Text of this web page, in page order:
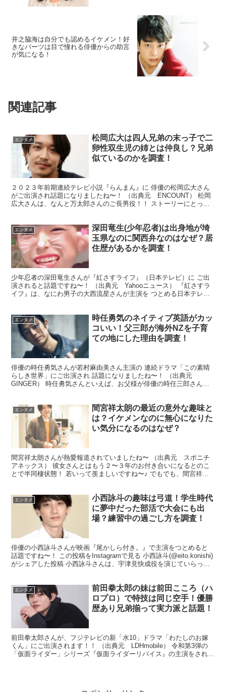
井之脇海は自分でも認めるイケメン！好
きなパーツは目で憧れる俳優からの助言
が気になる！
関連記事
エンタメ
松岡広大は四人兄弟の末っ子で二
卵性双生児の姉とは仲良し？兄弟
似ているのかを調査！
２０２３年前期連続テレビ小説『らんまん』に 俳優の松岡広大さん
がご出演され話題になりましたね〜！ （出典元 ENCOUNT） 松岡
広大さんは、なんと万太郎さんのご長男役！！ ストーリーにとって
エンタメ
深田竜生(少年忍者)は出身地が埼
玉県なのに関西弁なのはなぜ？居
住歴があるかを調査！
少年忍者の深田竜生さんが『紅さすライフ』（日本テレビ）に ご出
演されると話題ですね〜！ （出典元 Yahooニュース） 『紅さすラ
イフ』は、なにわ男子の大西流星さんが主演を つとめる日本テレビ
エンタメ
時任勇気のネイティブ英語がカッ
コいい！父三郎が海外NZを子育
ての地にした理由を調査！
俳優の時任勇気さんが若村麻由美さん主演の 連続ドラマ「この素晴
らしき世界」にご出演され 話題になりましたね〜！ （出典元
GINGER） 時任勇気さんといえば、お父様が俳優の時任三郎さん。
エンタメ
間宮祥太朗の最近の意外な趣味と
は？イケメンなのに無心になりた
い気分になるのはなぜ？
間宮祥太朗さんが熱愛報道されていましたね〜 （出典元 スポニチ
アネックス） 彼女さんとはもう２〜３年のお付き合いになるとのこ
とで半同棲状態！ 若いって羨ましいですね〜♪ でもでも、間宮祥太
エンタメ
小西詠斗の趣味は弓道！学生時代
に夢中だった部活で大会にも出
場？練習中の過ごし方を調査！
俳優の小西詠斗さんが映画『尾かしら付き。』で主演をつとめると
話題ですね〜！ この投稿をInstagramで見る 小西詠斗(@eito.konishi)
がシェアした投稿 小西詠斗さんは、宇津見快成役を演じていらっし
エンタメ
前田拳太郎の妹は前田こころ（ハ
ロプロ）で特技は同じ空手！優勝
歴あり兄弟揃って実力派と話題！
前田拳太郎さんが、フジテレビの新「水10」ドラマ「わたしのお嫁
くん」にご出演されます！！ （出典元 LDHmobile） 令和第3弾の
「仮面ライダー」シリーズ『仮面ライダーリバイス』の主演をされて